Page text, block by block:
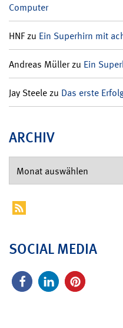
Computer
HNFzu Ein Superhirn mit
Andreas Müllerzu Ein
Jay Steelezu Das erste
ARCHIV
SOCIAL MEDIA